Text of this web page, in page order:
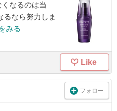
なるのは当
るなら努力しま
みる
Like
フォロー